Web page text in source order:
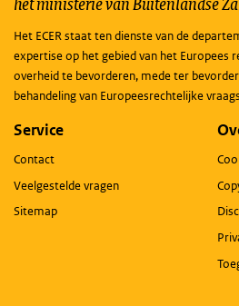
Het ECER staat ten dienste van de
expertise op het gebied van het Europees
overheid te bevorderen, mede ter
behandeling van Europeesrechtelijke
Service
Contact
Veelgestelde vragen
Sitemap